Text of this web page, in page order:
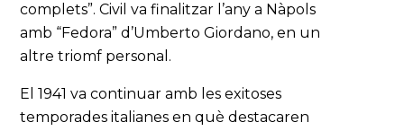
complets”. Civil va finalitzar l’any a Nàpols
amb “Fedora” d’Umberto Giordano, en un
altre triomf personal.
El 1941 va continuar amb les exitoses
temporades italianes en què destacaren